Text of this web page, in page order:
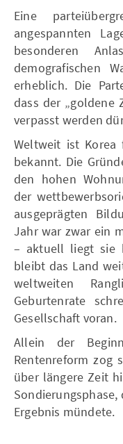
Eine
angespannten
besonderen
demografischen
erheblich. Die
dass der „goldene
verpasst werden
Weltweit ist Korea
bekannt. Die
den hohen
der
ausgeprägten
Jahr war zwar ein
– aktuell liegt sie
bleibt das Land
weltweiten
Geburtenrate
Gesellschaft voran.
Allein der
Rentenreform zog
über längere Zeit
Ergebnis mündete.